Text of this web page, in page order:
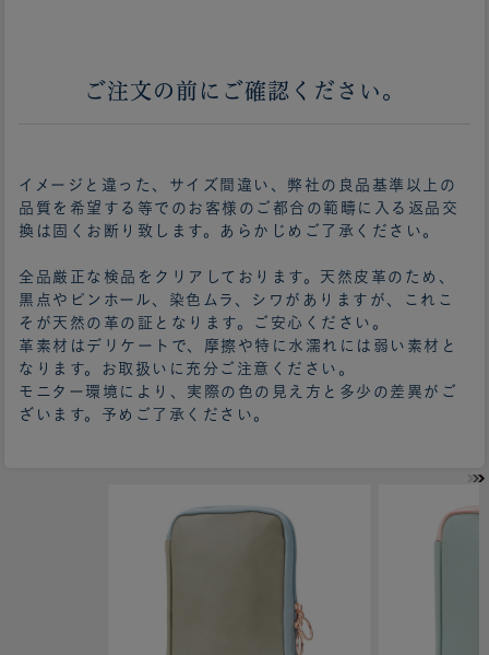
ご注文の前にご確認ください。
イメージと違った、サイズ間違い、弊社の良品基準以上の
品質を希望する等でのお客様のご都合の範疇に入る返品交
換は固くお断り致します。あらかじめご了承ください。
全品厳正な検品をクリアしております。天然皮革のため、
黒点やピンホール、染色ムラ、シワがありますが、これこ
そが天然の革の証となります。ご安心ください。
革素材はデリケートで、摩擦や特に水濡れには弱い素材と
なります。お取扱いに充分ご注意ください。
モニター環境により、実際の色の見え方と多少の差異がご
ざいます。予めご了承ください。